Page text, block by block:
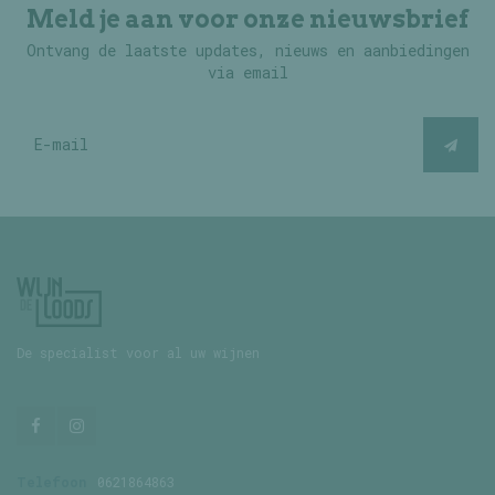
Meld je aan voor onze nieuwsbrief
Ontvang de laatste updates, nieuws en aanbiedingen
via email
De specialist voor al uw wijnen
0621864863